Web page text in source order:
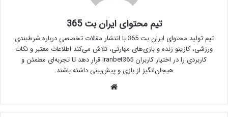
تیم محتوای ایران بت 365
تیم تولید محتوای ایران بت 365 با انتشار مقالات تخصصی درباره شرط‌بندی
ورزشی، کازینو زنده و بازی‌های مهارتی، تلاش می‌کند اطلاعات معتبر و نکات
کاربردی را در اختیار کاربران Iranbet365 قرار دهد تا تجربه‌ای مطمئن و
هیجان‌انگیز از بازی و پیش‌بینی داشته باشند.